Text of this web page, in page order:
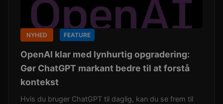
NYHED FEATURE
OpenAI klar med lynhurtig opgradering:
Gør ChatGPT markant bedre til at forstå
kontekst
Hvis du bruger ChatGPT til daglig, kan du se frem til